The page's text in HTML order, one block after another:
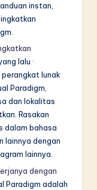
instan,
lalu ·
lunak
Paradigm,
dan lokalitas
Rasakan
dalam bahasa
lainnya dengan
lainnya.
dengan
Paradigm adalah